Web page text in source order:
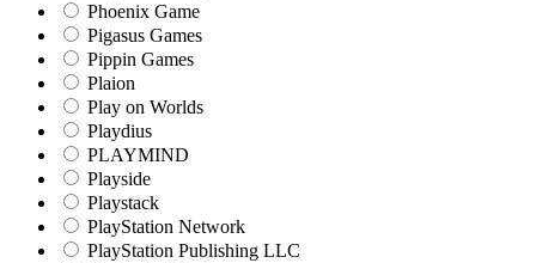
Phoenix Game
Pigasus Games
Pippin Games
Plaion
Play on Worlds
Playdius
PLAYMIND
Playside
Playstack
PlayStation Network
PlayStation Publishing LLC